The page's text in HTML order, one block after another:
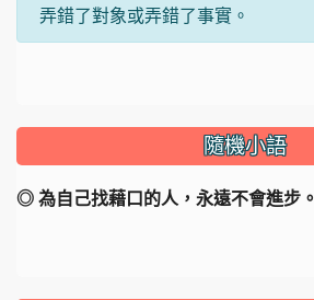
弄錯了對象或弄錯了事實。
隨機小語
◎ 為自己找藉口的人，永遠不會進步。